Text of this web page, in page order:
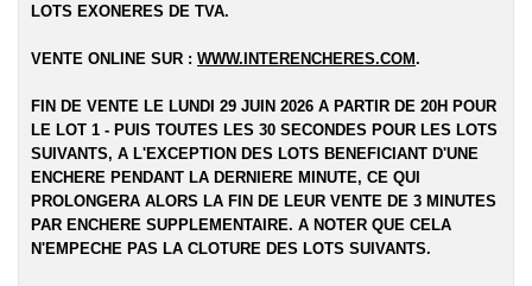
LOTS EXONERES DE TVA.
VENTE ONLINE SUR : WWW.INTERENCHERES.COM.
FIN DE VENTE LE LUNDI 29 JUIN 2026 A PARTIR DE 20H POUR
LE LOT 1 - PUIS TOUTES LES 30 SECONDES POUR LES LOTS
SUIVANTS, A L'EXCEPTION DES LOTS BENEFICIANT D'UNE
ENCHERE PENDANT LA DERNIERE MINUTE, CE QUI
PROLONGERA ALORS LA FIN DE LEUR VENTE DE 3 MINUTES
PAR ENCHERE SUPPLEMENTAIRE. A NOTER QUE CELA
N'EMPECHE PAS LA CLOTURE DES LOTS SUIVANTS.